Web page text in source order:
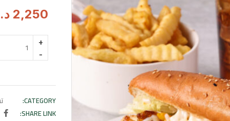
2,250
كمية
وجبة
CATEGORY:
SHARE LINK: